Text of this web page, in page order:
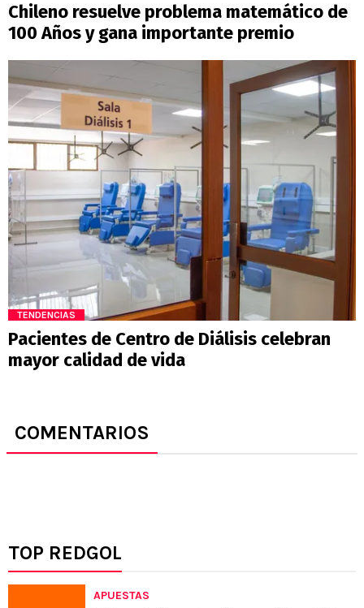
Chileno resuelve problema matemático de
100 Años y gana importante premio
TENDENCIAS
Pacientes de Centro de Diálisis celebran
mayor calidad de vida
COMENTARIOS
TOP REDGOL
APUESTAS